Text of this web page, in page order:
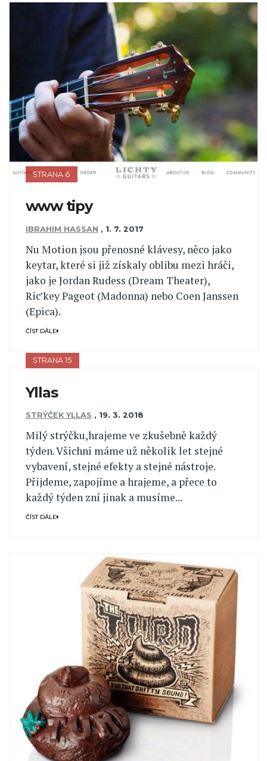
STRANA 6
www tipy
IBRAHIM HASSAN , 1. 7. 2017
Nu Motion jsou přenosné klávesy, něco jako
keytar, které si již získaly oblibu mezi hráči,
jako je Jordan Rudess (Dream Theater),
Ric’key Pageot (Madonna) nebo Coen Janssen
(Epica).
ČÍST DÁLE
STRANA 15
Yllas
STRÝČEK YLLAS , 19. 3. 2018
Milý strýčku,hrajeme ve zkušebně každý
týden. Všichni máme už několik let stejné
vybavení, stejné efekty a stejné nástroje.
Přijdeme, zapojíme a hrajeme, a přece to
každý týden zní jinak a musíme...
ČÍST DÁLE